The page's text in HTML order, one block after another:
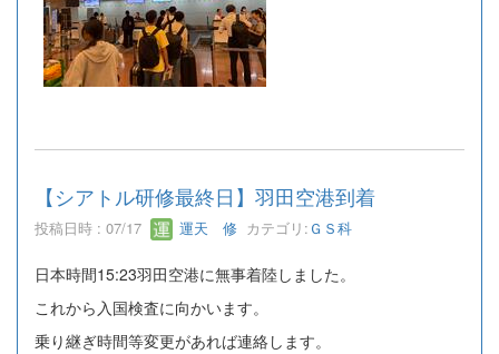
【シアトル研修最終日】羽田空港到着
投稿日時 : 07/17 運天 修 カテゴリ: ＧＳ科
日本時間15:23羽田空港に無事着陸しました。
これから入国検査に向かいます。
乗り継ぎ時間等変更があれば連絡します。